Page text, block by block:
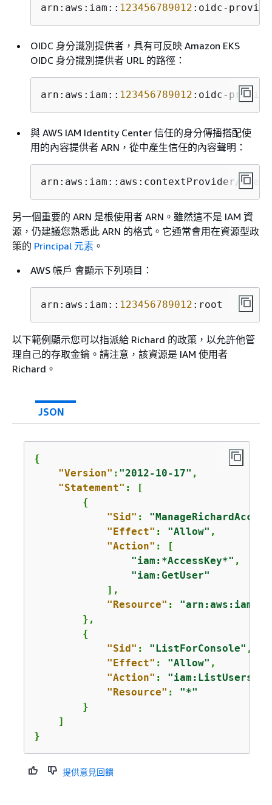
arn:aws:iam:: 123456789012 :oidc-
OIDC 身分識別提供者，具有可反映 Amazon EKS
OIDC 身分識別提供者 URL 的路徑：
arn:aws:iam:: 123456789012 :oidc-
與 AWS IAM Identity Center 信任的身分傳播搭配使
用的內容提供者 ARN，從中產生信任的內容聲明：
arn:aws:iam::aws:contextProvider/
另一個重要的 ARN 是根使用者 ARN。雖然這不是 IAM 資
源，仍建議您熟悉此 ARN 的格式。它通常會用在資源型政
策的 Principal 元素 。
AWS 帳戶 會顯示下列項目：
arn:aws:iam:: 123456789012 :root
以下範例顯示您可以指派給 Richard 的政策，以允許他管
理自己的存取金鑰。請注意，該資源是 IAM 使用者
Richard。
JSON
{
"Version" : "2012-10-17" ,
"Statement" : [
{
"Sid" :
"Effect" : "Allow" ,
"Action" : [
"iam:*AccessKey*" ,
"iam:GetUser"
            ],
"Resource" :
        },
{
"Sid" : "ListForConsole" ,
"Effect" : "Allow" ,
"Action" : "iam:ListUsers"
"Resource" : "*"
        }
    ]
}
提供意見回饋